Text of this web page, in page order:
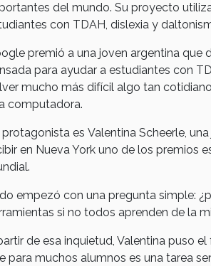
del mundo. Su proyecto
con TDAH, dislexia y
premió a una joven argentina que
para ayudar a estudiantes con
mucho más difícil algo tan
computadora.
protagonista es Valentina Scheerle,
en Nueva York uno de los premios
empezó con una pregunta simple:
si no todos aprenden de la
de esa inquietud, Valentina puso
para muchos alumnos es una tarea